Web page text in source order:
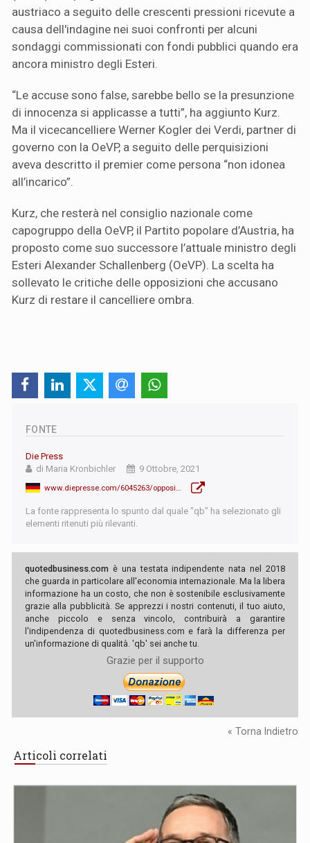
austriaco a seguito delle crescenti pressioni ricevute a
causa dell'indagine nei suoi confronti per alcuni
sondaggi commissionati con fondi pubblici quando era
ancora ministro degli Esteri.
“Le accuse sono false, sarebbe bello se la presunzione
di innocenza si applicasse a tutti”, ha aggiunto Kurz.
Ma il vicecancelliere Werner Kogler dei Verdi, partner di
governo con la OeVP, a seguito delle perquisizioni
aveva descritto il premier come persona “non idonea
all’incarico”.
Kurz, che resterà nel consiglio nazionale come
capogruppo della OeVP, il Partito popolare d’Austria, ha
proposto come suo successore l’attuale ministro degli
Esteri Alexander Schallenberg (OeVP). La scelta ha
sollevato le critiche delle opposizioni che accusano
Kurz di restare il cancelliere ombra.
FONTE
Die Press
di Maria Kronbichler
9 Ottobre, 2021
La fonte rappresenta lo spunto dal quale "qb" ha selezionato gli
elementi ritenuti più rilevanti.
quotedbusiness.com è una testata indipendente nata nel 2018
che guarda in particolare all'economia internazionale. Ma la libera
informazione ha un costo, che non è sostenibile esclusivamente
grazie alla pubblicità. Se apprezzi i nostri contenuti, il tuo aiuto,
anche piccolo e senza vincolo, contribuirà a garantire
l'indipendenza di quotedbusiness.com e farà la differenza per
un'informazione di qualità. 'qb' sei anche tu.
Grazie per il supporto
« Torna Indietro
Articoli correlati